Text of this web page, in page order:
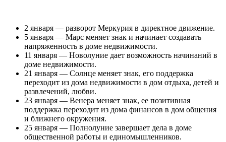
2 января — разворот Меркурия в директное движение.
5 января — Марс меняет знак и начинает создавать
напряженность в доме недвижимости.
11 января — Новолуние дает возможность начинаний в
доме недвижимости.
21 января — Солнце меняет знак, его поддержка
переходит из дома недвижимости в дом отдыха, детей и
развлечений, любви.
23 января — Венера меняет знак, ее позитивная
поддержка переходит из дома финансов в дом общения
и ближнего окружения.
25 января — Полнолуние завершает дела в доме
общественной работы и единомышленников.